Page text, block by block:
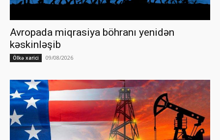
Avropada miqrasiya böhranı yenidən
kəskinləşib
Ölkə xarici 09/08/2026